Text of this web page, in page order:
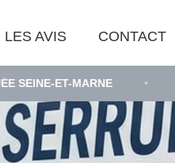
LES AVIS CONTACT
•